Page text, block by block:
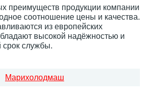
преимуществ продукции компании
соотношение цены и качества.
из европейских
высокой надёжностью и
срок службы.
Марихолодмаш